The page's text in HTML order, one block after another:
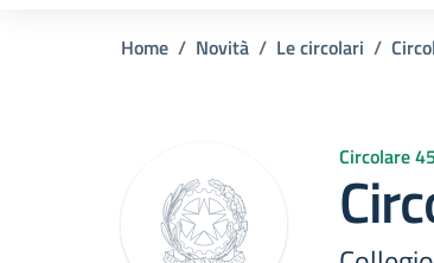
Home Novità Le circolari
Circolare 45